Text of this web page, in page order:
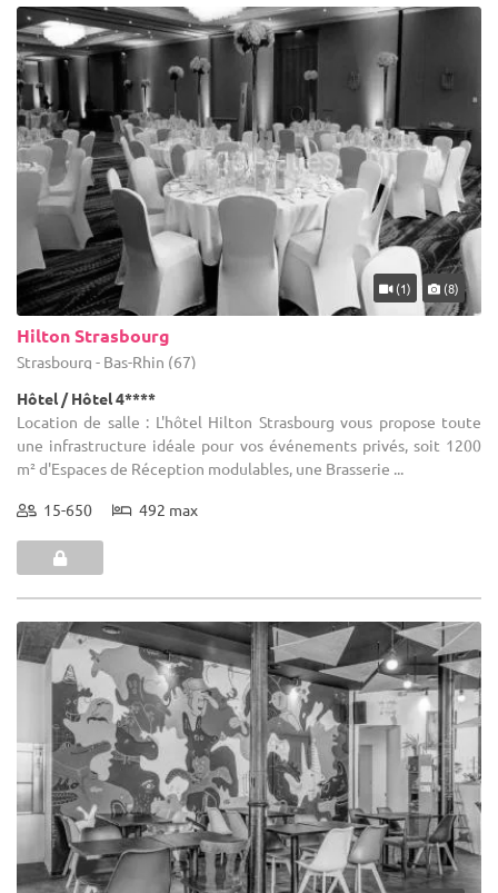
(1) (8)
Hilton Strasbourg
Strasbourg - Bas-Rhin (67)
Hôtel / Hôtel 4****
Location de salle : L'hôtel Hilton Strasbourg vous propose toute
une infrastructure idéale pour vos événements privés, soit 1200
m² d'Espaces de Réception modulables, une Brasserie ...
15-650 492 max